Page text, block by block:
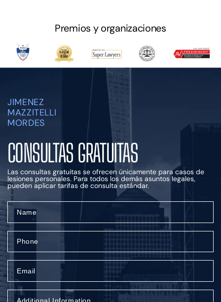
Premios y organizaciones
CONSULTAS GRATUITAS
Las consultas gratuitas se ofrecen únicamente para casos de
lesiones personales. Para todos los demás asuntos legales,
pueden aplicar tarifas de consulta estándar.
JIMENEZ
MAZZITELLI
MORDES